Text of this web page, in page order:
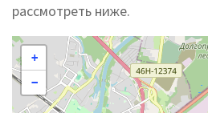
рассмотреть ниже.
+
−